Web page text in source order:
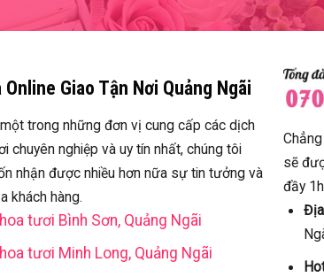
Giao Tận Nơi Quảng Ngãi
trong những đơn vị cung cấp các dịch
chuyên nghiệp và uy tín nhất, chúng tôi
nhận được nhiều hơn nữa sự tin tưởng và
khách hàng.
tươi Bình Sơn, Quảng Ngãi
tươi Minh Long, Quảng Ngãi
sẽ
đầy